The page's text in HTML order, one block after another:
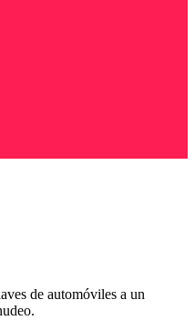
de automóviles a un